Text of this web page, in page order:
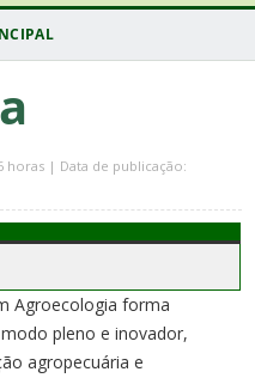
horas | Data de publicação:
Agroecologia forma
pleno e inovador,
agropecuária e